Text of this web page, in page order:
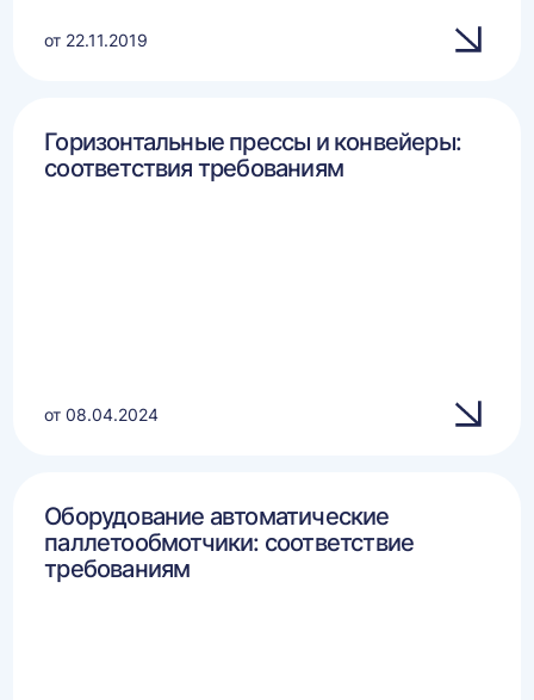
от 22.11.2019
Горизонтальные прессы и конвейеры:
соответствия требованиям
от 08.04.2024
Оборудование автоматические
паллетообмотчики: соответствие
требованиям